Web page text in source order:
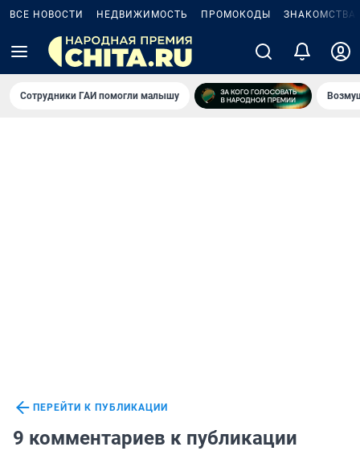
ВСЕ НОВОСТИ НЕДВИЖИМОСТЬ ПРОМОКОДЫ ЗНАКОМСТВА
Сотрудники ГАИ помогли малышу
ПЕРЕЙТИ К ПУБЛИКАЦИИ
9 комментариев к публикации